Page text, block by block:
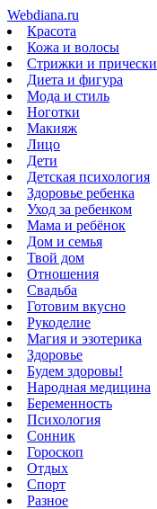
Webdiana.ru
Красота
Кожа и волосы
Стрижки и прически
Диета и фигура
Мода и стиль
Ноготки
Макияж
Лицо
Дети
Детская психология
Здоровье ребенка
Уход за ребенком
Мама и ребёнок
Дом и семья
Твой дом
Отношения
Свадьба
Готовим вкусно
Рукоделие
Магия и эзотерика
Здоровье
Будем здоровы!
Народная медицина
Беременность
Психология
Сонник
Гороскоп
Отдых
Спорт
Разное